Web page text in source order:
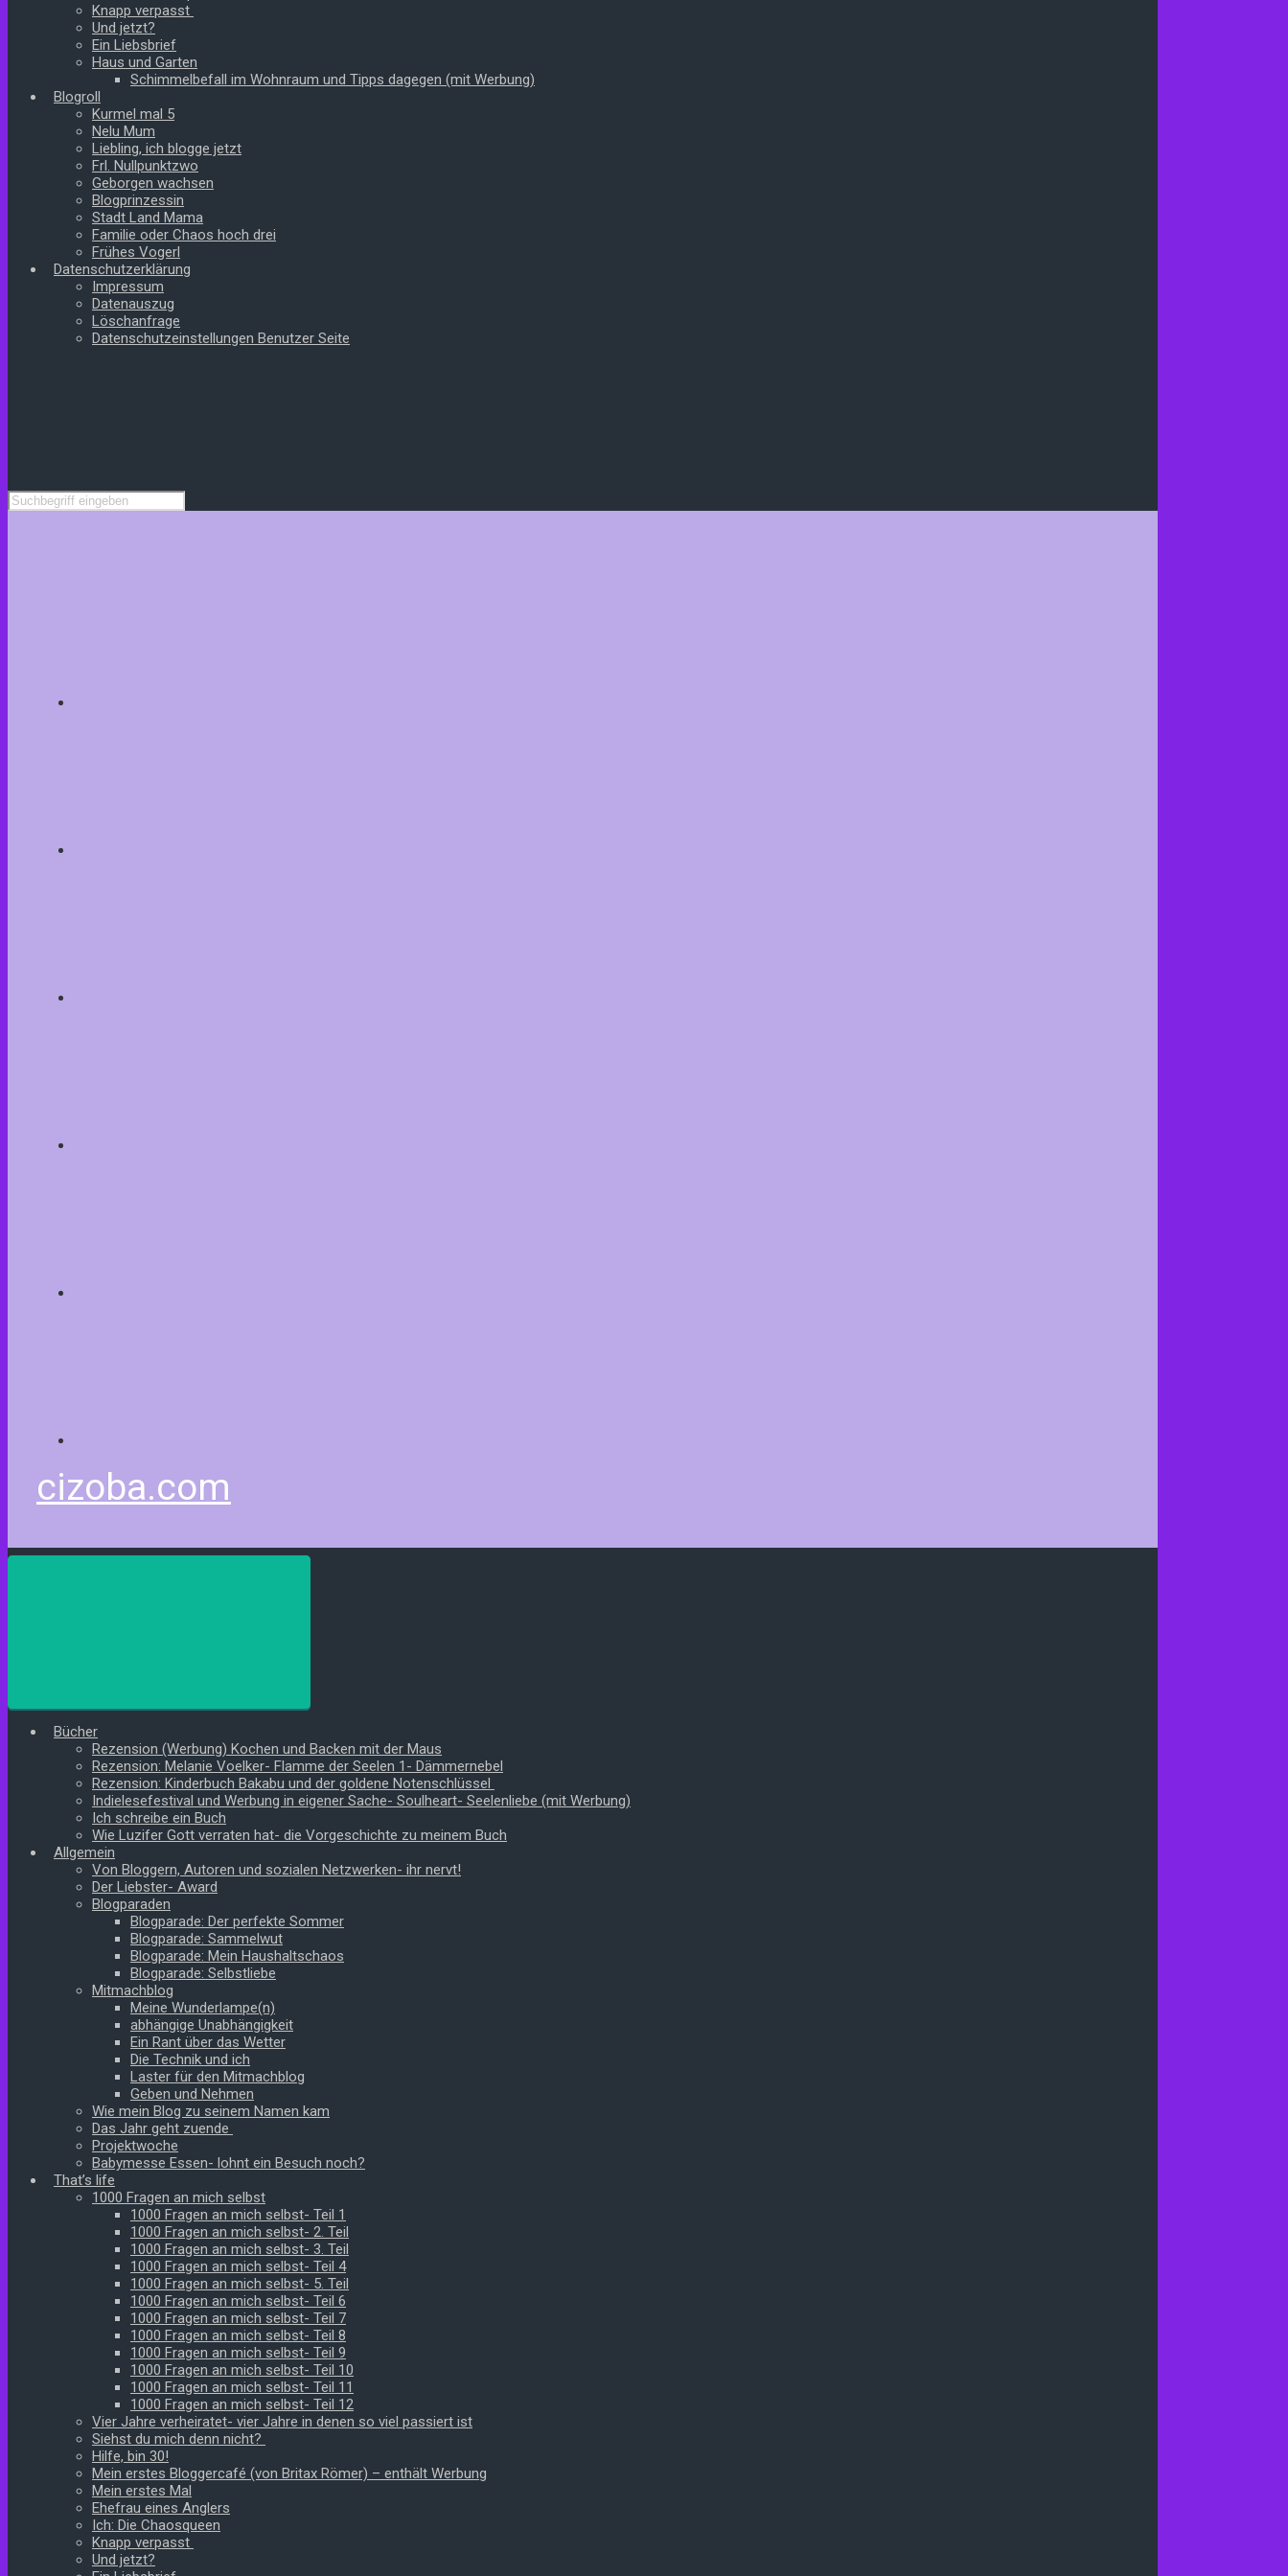
Knapp verpasst
Und jetzt?
Ein Liebsbrief
Haus und Garten
Schimmelbefall im Wohnraum und Tipps dagegen (mit Werbung)
Blogroll
Kurmel mal 5
Nelu Mum
Liebling, ich blogge jetzt
Frl. Nullpunktzwo
Geborgen wachsen
Blogprinzessin
Stadt Land Mama
Familie oder Chaos hoch drei
Frühes Vogerl
Datenschutzerklärung
Impressum
Datenauszug
Löschanfrage
Datenschutzeinstellungen Benutzer Seite
cizoba.com
Bücher
Rezension (Werbung) Kochen und Backen mit der Maus
Rezension: Melanie Voelker- Flamme der Seelen 1- Dämmernebel
Rezension: Kinderbuch Bakabu und der goldene Notenschlüssel
Indielesefestival und Werbung in eigener Sache- Soulheart- Seelenliebe (mit Werbung)
Ich schreibe ein Buch
Wie Luzifer Gott verraten hat- die Vorgeschichte zu meinem Buch
Allgemein
Von Bloggern, Autoren und sozialen Netzwerken- ihr nervt!
Der Liebster- Award
Blogparaden
Blogparade: Der perfekte Sommer
Blogparade: Sammelwut
Blogparade: Mein Haushaltschaos
Blogparade: Selbstliebe
Mitmachblog
Meine Wunderlampe(n)
abhängige Unabhängigkeit
Ein Rant über das Wetter
Die Technik und ich
Laster für den Mitmachblog
Geben und Nehmen
Wie mein Blog zu seinem Namen kam
Das Jahr geht zuende
Projektwoche
Babymesse Essen- lohnt ein Besuch noch?
That’s life
1000 Fragen an mich selbst
1000 Fragen an mich selbst- Teil 1
1000 Fragen an mich selbst- 2. Teil
1000 Fragen an mich selbst- 3. Teil
1000 Fragen an mich selbst- Teil 4
1000 Fragen an mich selbst- 5. Teil
1000 Fragen an mich selbst- Teil 6
1000 Fragen an mich selbst- Teil 7
1000 Fragen an mich selbst- Teil 8
1000 Fragen an mich selbst- Teil 9
1000 Fragen an mich selbst- Teil 10
1000 Fragen an mich selbst- Teil 11
1000 Fragen an mich selbst- Teil 12
Vier Jahre verheiratet- vier Jahre in denen so viel passiert ist
Siehst du mich denn nicht?
Hilfe, bin 30!
Mein erstes Bloggercafé (von Britax Römer) – enthält Werbung
Mein erstes Mal
Ehefrau eines Anglers
Ich: Die Chaosqueen
Knapp verpasst
Und jetzt?